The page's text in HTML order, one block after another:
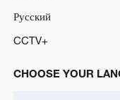
Русский
CCTV+
CHOOSE YOUR